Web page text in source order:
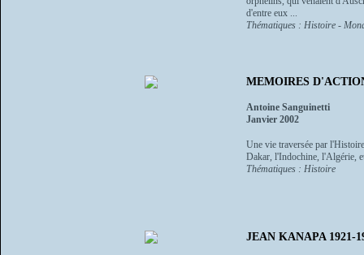
d'entre eux ...
Thématiques : Histoire -
MEMOIRES
Antoine Sanguinetti
Janvier 2002
Une vie traversée par
Dakar, l'Indochine, l'Algérie,
Thématiques : Histoire
JEAN KANAPA 1921-